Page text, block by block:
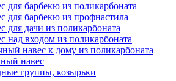
для барбекю из поликарбоната
для барбекю из профнастила
для дачи из поликарбоната
над входом из поликарбоната
навес к дому из поликарбоната
навес
группы, козырьки